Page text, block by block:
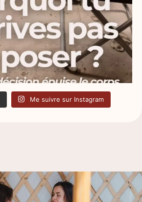
Me suivre sur Instagram